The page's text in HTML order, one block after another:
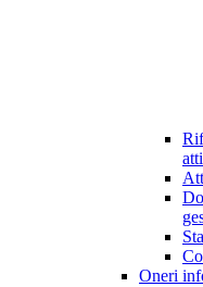
Oneri